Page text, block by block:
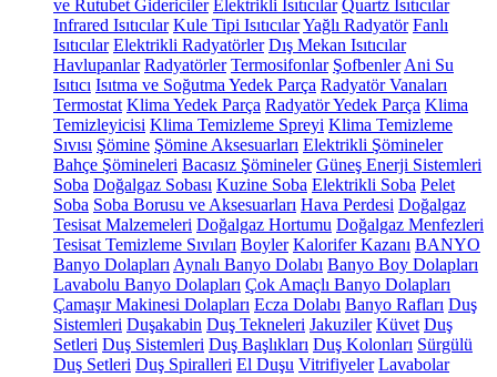
ve Rutubet Gidericiler Elektrikli Isıtıcılar Quartz Isıtıcılar
Infrared Isıtıcılar Kule Tipi IsıtıcılarYağlı Radyatör Fanlı
Isıtıcılar Elektrikli Radyatörler Dış Mekan Isıtıcılar
Havlupanlar Radyatörler Termosifonlar Şofbenler Ani Su
Isıtıcı Isıtma ve Soğutma Yedek Parça Radyatör Vanaları
Termostat Klima Yedek Parça Radyatör Yedek Parça Klima
Temizleyicisi Klima Temizleme Spreyi Klima Temizleme
Sıvısı Şömine Şömine Aksesuarları Elektrikli Şömineler
Bahçe Şömineleri Bacasız Şömineler Güneş Enerji Sistemleri
Soba Doğalgaz Sobası Kuzine Soba Elektrikli Soba Pelet
Soba Soba Borusu ve Aksesuarları Hava Perdesi Doğalgaz
Tesisat Malzemeleri Doğalgaz Hortumu Doğalgaz Menfezleri
Tesisat Temizleme Sıvıları Boyler Kalorifer Kazanı BANYO
Banyo Dolapları Aynalı Banyo Dolabı Banyo Boy Dolapları
Lavabolu Banyo Dolapları Çok Amaçlı Banyo Dolapları
Çamaşır Makinesi Dolapları Ecza Dolabı Banyo Rafları Duş
Sistemleri Duşakabin Duş Tekneleri Jakuziler Küvet Duş
Setleri Duş Sistemleri Duş Başlıkları Duş Kolonları Sürgülü
Duş Setleri Duş Spiralleri El Duşu Vitrifiyeler Lavabolar